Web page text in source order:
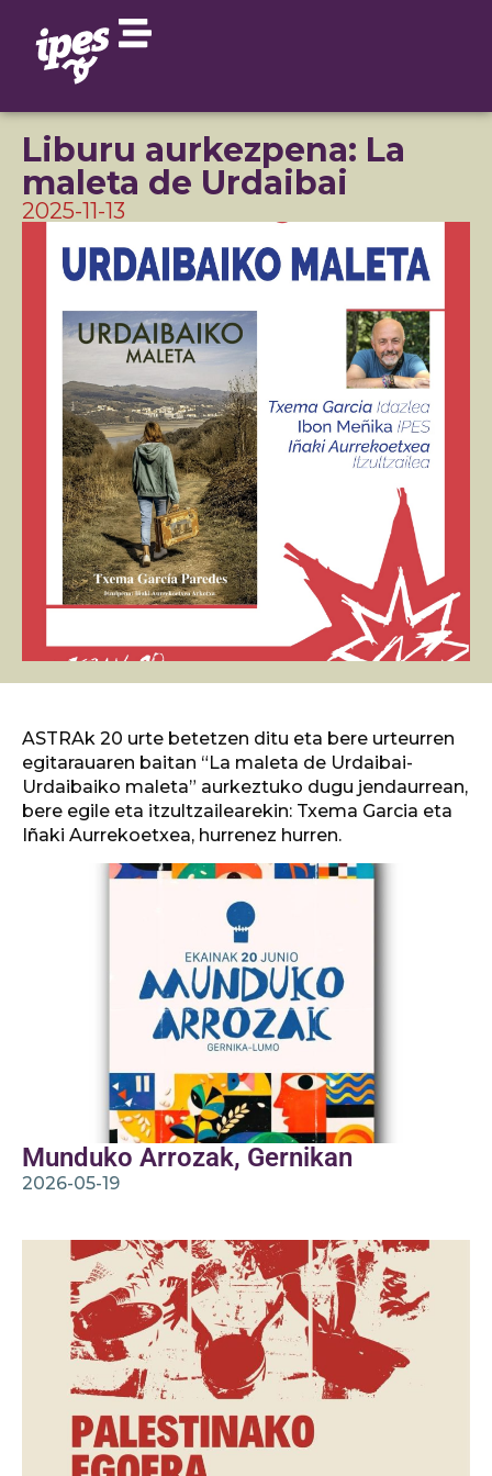
Liburu aurkezpena: La
maleta de Urdaibai
2025-11-13
ASTRAk 20 urte betetzen ditu eta bere urteurren
egitarauaren baitan “La maleta de Urdaibai-
Urdaibaiko maleta” aurkeztuko dugu jendaurrean,
bere egile eta itzultzailearekin: Txema Garcia eta
Iñaki Aurrekoetxea, hurrenez hurren.
Munduko Arrozak, Gernikan
2026-05-19